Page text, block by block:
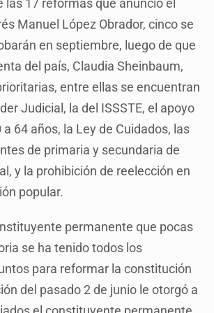
las 17 reformas que anunció el
Manuel López Obrador, cinco se
en septiembre, luego de que
del país, Claudia Sheinbaum,
entre ellas se encuentran
Judicial, la del ISSSTE, el apoyo
64 años, la Ley de Cuidados, las
de primaria y secundaria de
y la prohibición de reelección en
popular.
permanente que pocas
se ha tenido todos los
para reformar la constitución
del pasado 2 de junio le otorgó a